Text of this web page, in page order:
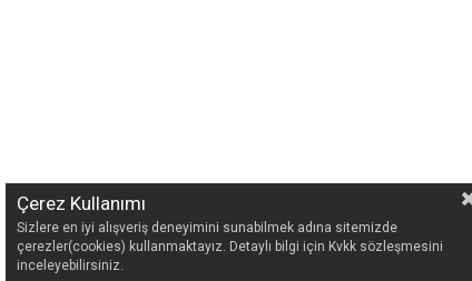
Çerez Kullanımı
Sizlere en iyi alışveriş deneyimini sunabilmek adına sitemizde
çerezler(cookies) kullanmaktayız. Detaylı bilgi için Kvkk sözleşmesini
inceleyebilirsiniz.